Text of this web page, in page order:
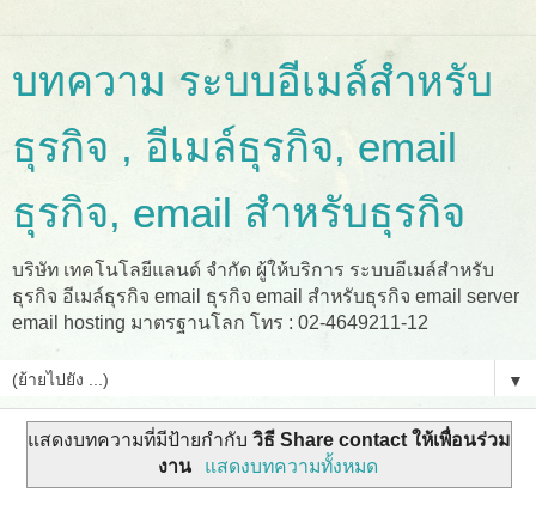
บทความ ระบบอีเมล์สำหรับ
ธุรกิจ , อีเมล์ธุรกิจ, email
ธุรกิจ, email สำหรับธุรกิจ
บริษัท เทคโนโลยีแลนด์ จำกัด ผู้ให้บริการ ระบบอีเมล์สำหรับ
ธุรกิจ อีเมล์ธุรกิจ email ธุรกิจ email สำหรับธุรกิจ email server
email hosting มาตรฐานโลก โทร : 02-4649211-12
▼
แสดงบทความที่มีป้ายกำกับ วิธี Share contact ให้เพื่อนร่วม
งาน
แสดงบทความทั้งหมด